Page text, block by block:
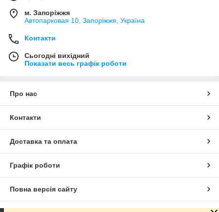
м. Запоріжжя
Автопарковая 10, Запоріжжя, Україна
Контакти
Сьогодні вихідний
Показати весь графік роботи
Про нас
Контакти
Доставка та оплата
Графік роботи
Повна версія сайту